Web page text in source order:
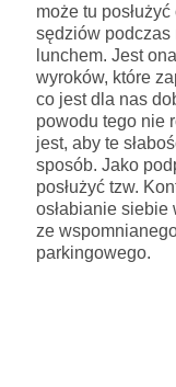
może tu
sędziów podczas
lunchem. Jest
wyroków, które
co jest dla nas
powodu tego nie
jest, aby te
sposób. Jako
posłużyć tzw.
osłabianie
ze
parkingowego.